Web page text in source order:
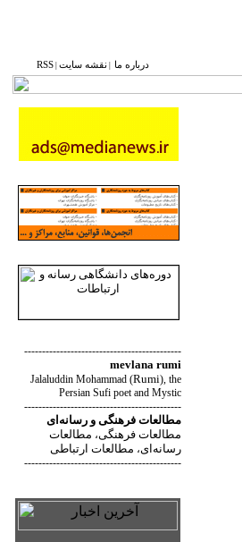
درباره ما نقشه ‌سایت RSS
--------------------------------------------
mevlana rumi
Jalaluddin Mohammad (Rumi), the
Persian Sufi poet and Mystic
--------------------------------------------
مطالعات فرهنگی و رسانه‌ای
مطالعات فرهنگی، مطالعات
رسانه‌ای، مطالعات ارتباطی
--------------------------------------------